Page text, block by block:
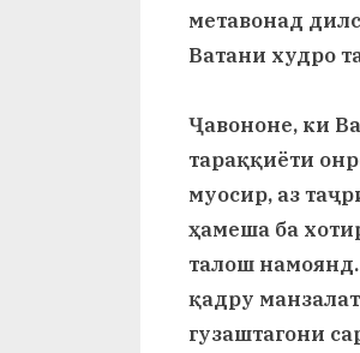
метавонад
Ватани худро
Ҷавононе, ки
тараққиёти
муосир, аз
ҳамеша ба
талош
қадру
гузаштагони